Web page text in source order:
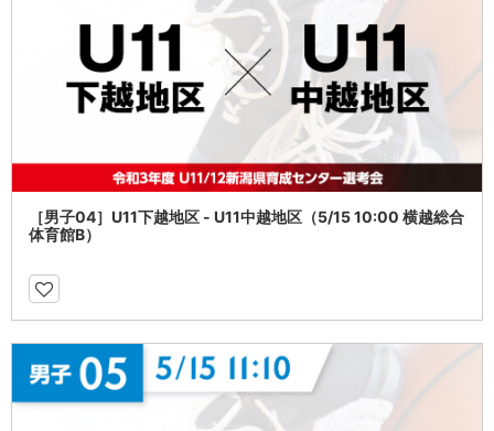
［男子04］U11下越地区 - U11中越地区（5/15 10:00 横越総合
体育館B）